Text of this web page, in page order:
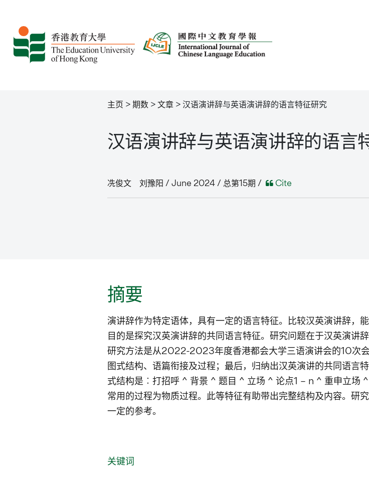
主页 >期数>文章>汉语演讲辞与英语演讲辞的语言特征研究
汉语演讲辞与英语演讲辞的语言
冼俊文 刘豫阳 / June 2024 / 总第15期 / Cite
摘要
演讲辞作为特定语体，具有一定的语言特征。比较汉英演讲辞，
目的是探究汉英演讲辞的共同语言特征。研究问题在于汉英演讲
研究方法是从2022-2023年度香港都会大学三语演讲会的10次
图式结构、语篇衔接及过程；最后，归纳出汉英演讲的共同语言
式结构是︰打招呼 ^ 背景 ^ 题目 ^ 立场 ^ 论点1 – n ^ 重申立场
常用的过程为物质过程。此等特征有助带出完整结构及内容。研
一定的参考。
关键词